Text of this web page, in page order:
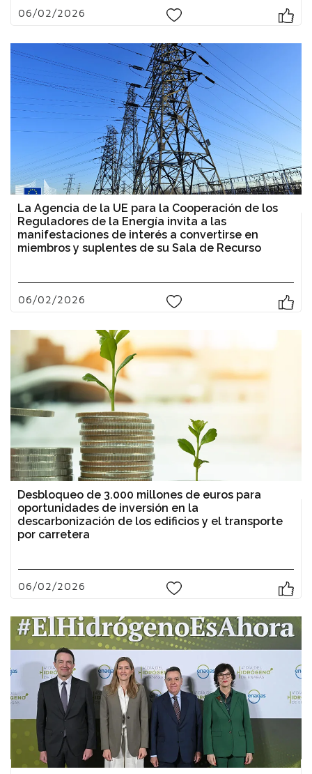
06/02/2026
La Agencia de la UE para la Cooperación de los
Reguladores de la Energía invita a las
manifestaciones de interés a convertirse en
miembros y suplentes de su Sala de Recurso
06/02/2026
Desbloqueo de 3.000 millones de euros para
oportunidades de inversión en la
descarbonización de los edificios y el transporte
por carretera
06/02/2026